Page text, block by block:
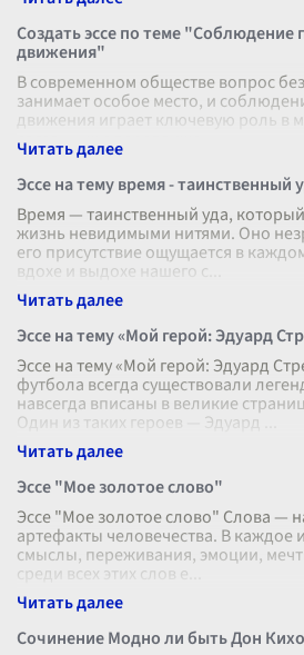
Создать эссе по теме "Соблюдение
движения"
В современном обществе вопрос
занимает особое место, и
движения играет ключевую роль в
связанных с передвиже
Эссе на тему время - таинственный
Время — таинственный уда,
жизнь невидимыми нитями. Оно
его присутствие ощущается в
вдохе и выдохе нашего с
Эссе на тему «Мой герой: Эдуард
Эссе на тему «Мой герой: Эдуард
футбола всегда существовали
навсегда вписаны в великие
Один из таких героев — Эдуард
Эссе "Мое золотое слово"
Эссе "Мое золотое слово" Слова —
артефакты человечества. В каждое
смыслы, переживания, эмоции,
среди всех этих слов е
Сочинение Модно ли быть Дон